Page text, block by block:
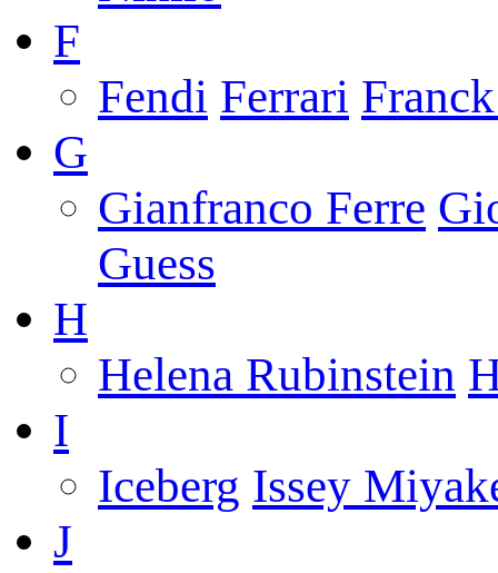
F
Fendi Ferrari
G
Gianfranco Ferre
Guess
H
Helena Rubinstein
I
Iceberg Issey
J